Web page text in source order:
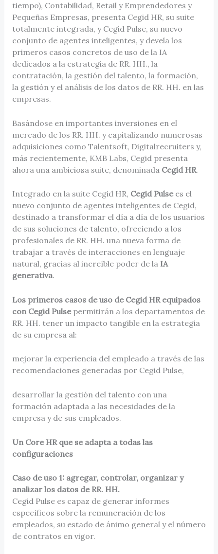
tiempo), Contabilidad, Retail y Emprendedores y
Pequeñas Empresas, presenta Cegid HR, su suite
totalmente integrada, y Cegid Pulse, su nuevo
conjunto de agentes inteligentes, y devela los
primeros casos concretos de uso de la IA
dedicados a la estrategia de RR. HH., la
contratación, la gestión del talento, la formación,
la gestión y el análisis de los datos de RR. HH. en las
empresas.
Basándose en importantes inversiones en el
mercado de los RR. HH. y capitalizando numerosas
adquisiciones como Talentsoft, Digitalrecruiters y,
más recientemente, KMB Labs, Cegid presenta
ahora una ambiciosa suite, denominada Cegid HR.
Integrado en la suite Cegid HR, Cegid Pulsees el
nuevo conjunto de agentes inteligentes de Cegid,
destinado a transformar el día a día de los usuarios
de sus soluciones de talento, ofreciendo a los
profesionales de RR. HH. una nueva forma de
trabajar a través de interacciones en lenguaje
natural, gracias al increíble poder de la IA
generativa.
Los primeros casos de uso de Cegid HR equipados
con Cegid Pulsepermitirán a los departamentos de
RR. HH. tener un impacto tangible en la estrategia
de su empresa al:
mejorar la experiencia del empleado a través de las
recomendaciones generadas por Cegid Pulse,
desarrollar la gestión del talento con una
formación adaptada a las necesidades de la
empresa y de sus empleados.
Un Core HR que se adapta a todas las
configuraciones
Caso de uso 1: agregar, controlar, organizar y
analizar los datos de RR. HH.
Cegid Pulse es capaz de generar informes
específicos sobre la remuneración de los
empleados, su estado de ánimo general y el número
de contratos en vigor.